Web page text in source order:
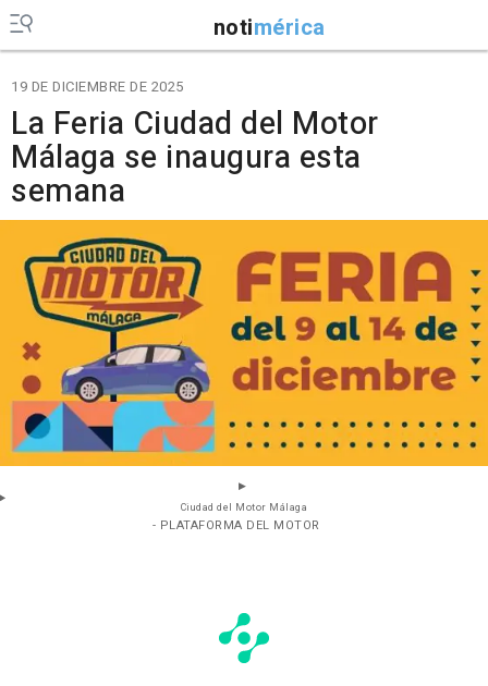
notimérica
19 DE DICIEMBRE DE 2025
La Feria Ciudad del Motor
Málaga se inaugura esta
semana
Ciudad del Motor Málaga
- PLATAFORMA DEL MOTOR